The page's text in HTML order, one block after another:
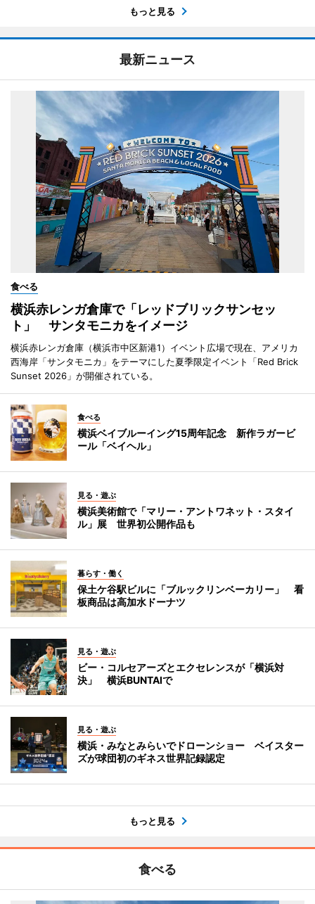
もっと見る
最新ニュース
食べる
横浜赤レンガ倉庫で「レッドブリックサンセッ
ト」 サンタモニカをイメージ
横浜赤レンガ倉庫（横浜市中区新港1）イベント広場で現在、アメリカ
西海岸「サンタモニカ」をテーマにした夏季限定イベント「Red Brick
Sunset 2026」が開催されている。
食べる
横浜ベイブルーイング15周年記念 新作ラガービ
ール「ベイヘル」
見る・遊ぶ
横浜美術館で「マリー・アントワネット・スタイ
ル」展 世界初公開作品も
暮らす・働く
保土ケ谷駅ビルに「ブルックリンベーカリー」 看
板商品は高加水ドーナツ
見る・遊ぶ
ビー・コルセアーズとエクセレンスが「横浜対
決」 横浜BUNTAIで
見る・遊ぶ
横浜・みなとみらいでドローンショー ベイスター
ズが球団初のギネス世界記録認定
もっと見る
食べる